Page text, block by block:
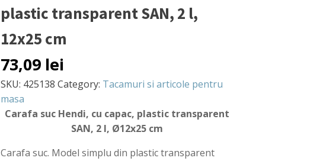
plastic transparent SAN, 2 l,
12x25 cm
73,09 lei
SKU: 425138 Category: Tacamuri si articole pentru
masa
Carafa suc Hendi, cu capac, plastic transparent
SAN, 2 l, Ø12x25 cm
Carafa suc. Model simplu din plastic transparent